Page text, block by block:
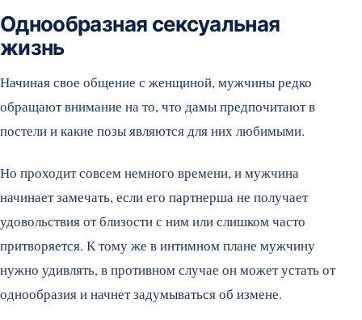
Однообразная сексуальная
жизнь
Начиная свое общение с женщиной, мужчины редко
обращают внимание на то, что дамы предпочитают в
постели и какие позы являются для них любимыми.
Но проходит совсем немного времени, и мужчина
начинает замечать, если его партнерша не получает
удовольствия от близости с ним или слишком часто
притворяется. К тому же в интимном плане мужчину
нужно удивлять, в противном случае он может устать от
однообразия и начнет задумываться об измене.